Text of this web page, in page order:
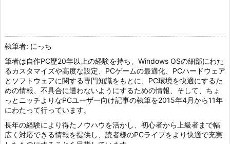
執筆者: にっち
筆者は自作PC歴20年以上の経験を持ち、Windows OSの細部にわた
るカスタマイズや高度な設定、PCゲームの最適化、PCハードウェア
とソフトウェアに関する専門知識をもとに、PC環境を快適にするた
めの情報、不具合に遭わないようにするための情報、そして、ちょ
っとニッチよりなPCユーザー向け記事の執筆を2015年4月から11年
にわたって行っています。
長年の経験により得たノウハウを活かし、初心者から上級者まで幅
広く対応できる情報を提供し、読者様のPCライフをより快適で充実